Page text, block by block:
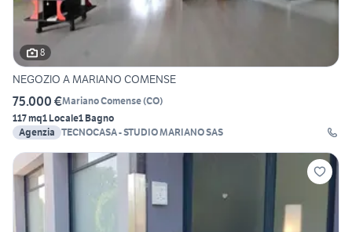
8
NEGOZIO A MARIANO COMENSE
75.000 €Mariano Comense(CO)
117 mq1 Locale1 Bagno
Agenzia
TECNOCASA - STUDIO MARIANO SAS